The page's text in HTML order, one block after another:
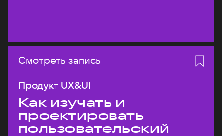
Смотреть запись
Продукт UX&UI
Как изучать и
проектировать
пользовательский